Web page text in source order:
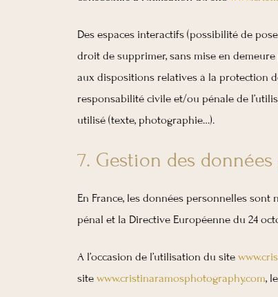
Des espaces interactifs (possibilité de
droit de supprimer, sans mise en
aux dispositions relatives à la protection
responsabilité civile et/ou pénale de
utilisé (texte, photographie…).
7. Gestion des
En France, les données personnelles sont
pénal et la Directive Européenne du 24
A l’occasion de l’utilisation du site
site www.cristinaramosphotography.com,